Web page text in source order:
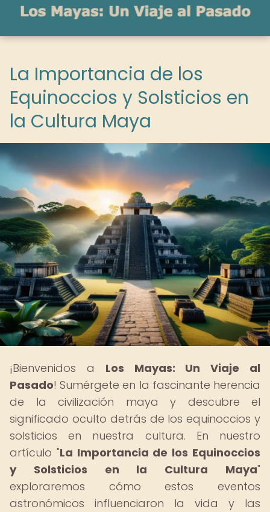
La Importancia de los
Equinoccios y Solsticios en
la Cultura Maya
¡Bienvenidos a Los Mayas: Un Viaje al
Pasado! Sumérgete en la fascinante herencia
de la civilización maya y descubre el
significado oculto detrás de los equinoccios y
solsticios en nuestra cultura. En nuestro
artículo "La Importancia de los Equinoccios
y Solsticios en la Cultura Maya"
exploraremos cómo estos eventos
astronómicos influenciaron la vida y las